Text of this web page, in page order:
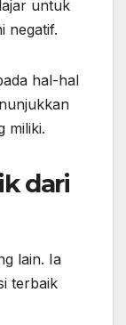
untuk
negatif.
hal-hal
miliki.
dari
lain. Ia
terbaik